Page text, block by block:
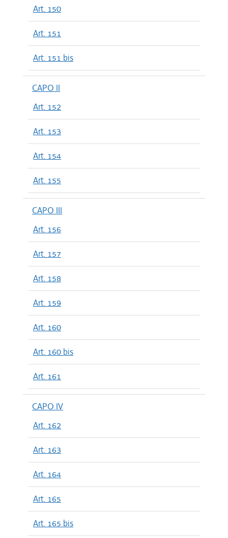
Art. 150
Art. 151
Art. 151 bis
CAPO II
Art. 152
Art. 153
Art. 154
Art. 155
CAPO III
Art. 156
Art. 157
Art. 158
Art. 159
Art. 160
Art. 160 bis
Art. 161
CAPO IV
Art. 162
Art. 163
Art. 164
Art. 165
Art. 165 bis